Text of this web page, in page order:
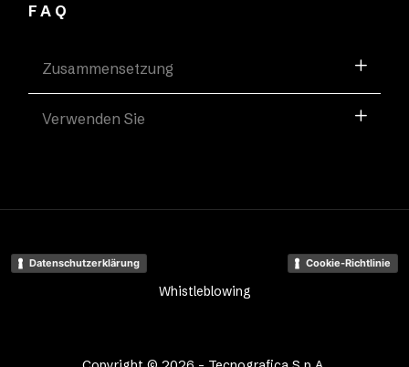
FAQ
Zusammensetzung
Verwenden Sie
Datenschutzerklärung Cookie-Richtlinie
Whistleblowing